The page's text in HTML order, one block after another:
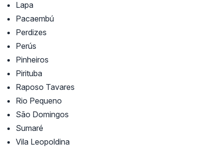
Lapa
Pacaembú
Perdizes
Perús
Pinheiros
Pirituba
Raposo Tavares
Rio Pequeno
São Domingos
Sumaré
Vila Leopoldina